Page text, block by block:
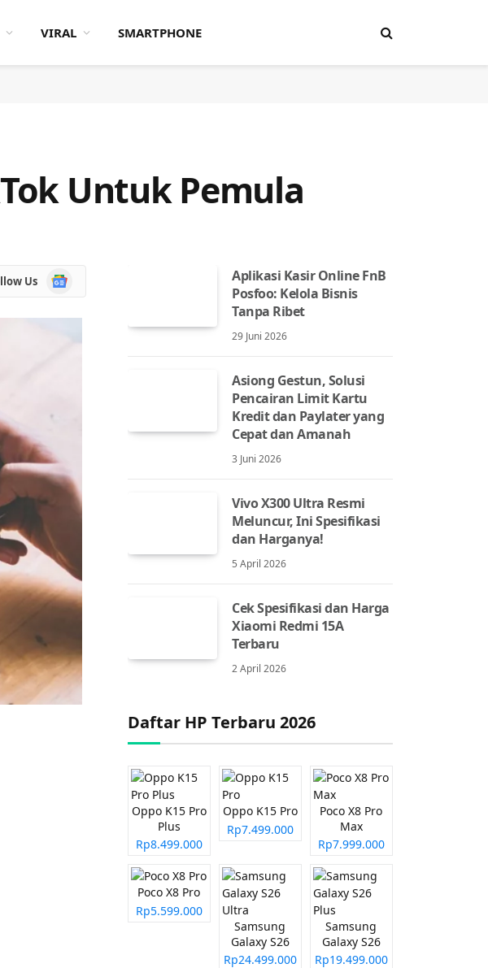
VIRAL SMARTPHONE
Untuk Pemula
Us
Google
News
Aplikasi Kasir Online FnB
Posfoo: Kelola Bisnis
Tanpa Ribet
29 Juni 2026
Asiong Gestun, Solusi
Pencairan Limit Kartu
Kredit dan Paylater yang
Cepat dan Amanah
3 Juni 2026
Vivo X300 Ultra Resmi
Meluncur, Ini Spesifikasi
dan Harganya!
5 April 2026
Cek Spesifikasi dan Harga
Xiaomi Redmi 15A
Terbaru
2 April 2026
Daftar HP Terbaru 2026
Oppo K15 Pro
Plus
Rp8.499.000
Oppo K15 Pro
Rp7.499.000
Poco X8 Pro
Max
Rp7.999.000
Poco X8 Pro
Rp5.599.000
Samsung
Galaxy S26
Ultra
Rp24.499.000
Samsung
Galaxy S26
Plus
Rp19.499.000